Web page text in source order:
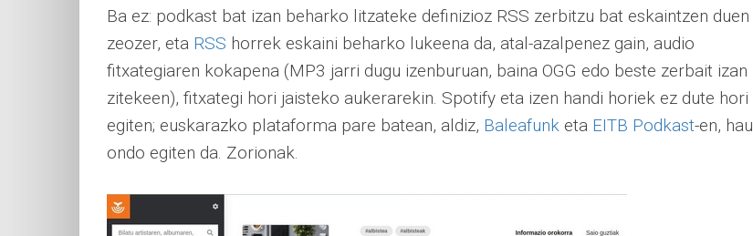
Ba ez: podkast bat izan beharko litzateke definizioz RSS zerbitzu bat eskaintzen duen
zeozer, eta RSS horrek eskaini beharko lukeena da, atal-azalpenez gain, audio
fitxategiaren kokapena (MP3 jarri dugu izenburuan, baina OGG edo beste zerbait izan
zitekeen), fitxategi hori jaisteko aukerarekin. Spotify eta izen handi horiek ez dute hori
egiten; euskarazko plataforma pare batean, aldiz, Baleafunk eta EITB Podkast-en, hau
ondo egiten da. Zorionak.